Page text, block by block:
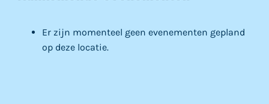
Er zijn momenteel geen evenementen gepland
op deze locatie.